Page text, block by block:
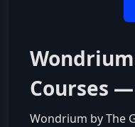
Courses
Wondrium by The